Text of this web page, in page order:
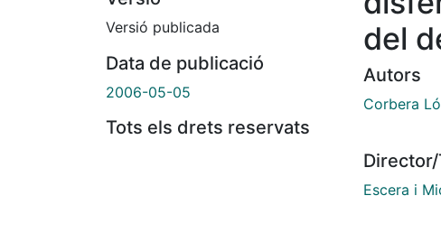
Versió publicada
Data de publicació
2006-05-05
Tots els drets reservats
del
Autors
Corbera
Escera i